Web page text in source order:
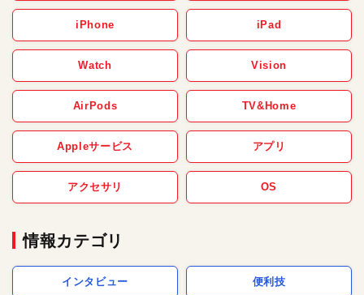
iPhone iPad
Watch Vision
AirPods TV&Home
Appleサービス アプリ
アクセサリ OS
情報カテゴリ
インタビュー 便利技